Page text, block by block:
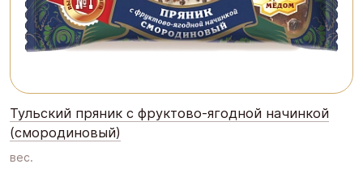
Тульский пряник с фруктово-ягодной начинкой
(смородиновый)
вес.